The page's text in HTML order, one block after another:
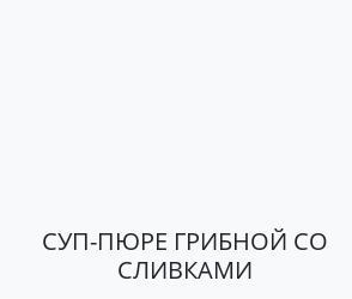
СУП-ПЮРЕ ГРИБНОЙ СО
СЛИВКАМИ